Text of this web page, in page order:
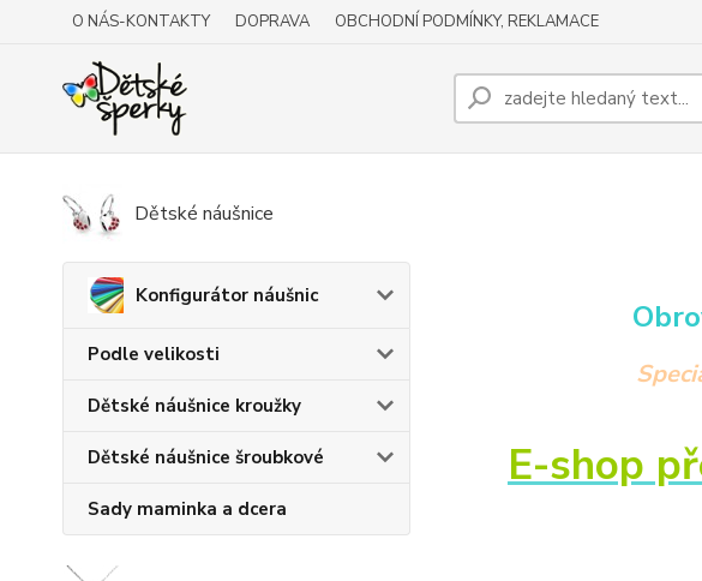
O NÁS-KONTAKTY DOPRAVA OBCHODNÍ PODMÍNKY, REKLAMACE
Dětské náušnice
Konfigurátor náušnic
Podle velikosti
Dětské náušnice kroužky
Dětské náušnice šroubkové
Sady maminka a dcera
E-shop